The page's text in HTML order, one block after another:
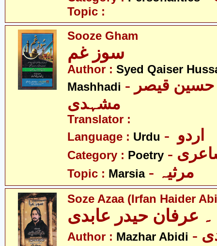
Topic :
Sooze Gham
Author : Syed Qaiser
Mashhadi - سیّد قیصر حسین قیصر
مشہدی
Translator :
Language : Urdu
Category : Poetry
Topic : Marsia
Soze Azaa (Irfan Haider
عرفان حیدر عابدی
Author : Mazhar Abidi